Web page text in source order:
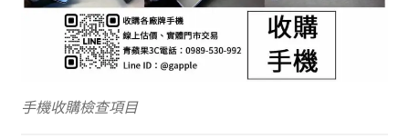
手機收購檢查項目